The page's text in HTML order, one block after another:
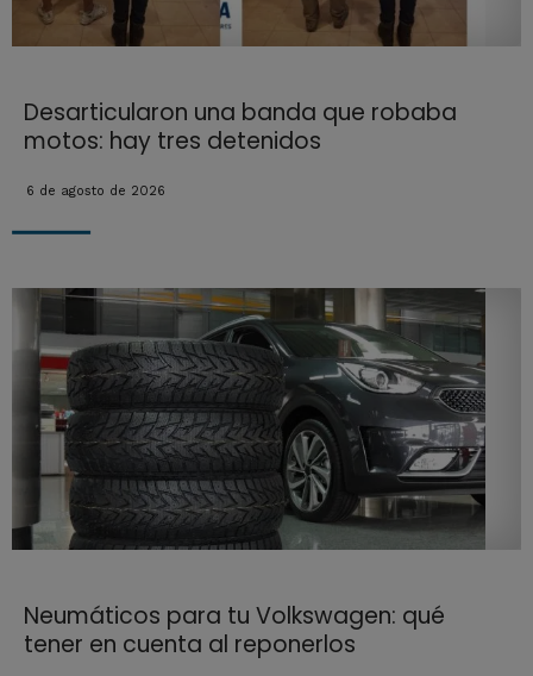
Desarticularon una banda que robaba
motos: hay tres detenidos
6 de agosto de 2026
Neumáticos para tu Volkswagen: qué
tener en cuenta al reponerlos